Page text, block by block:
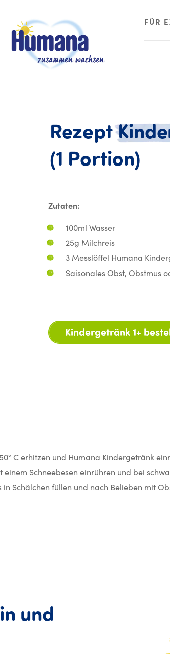
FÜR
Rezept
(1 Portion)
Zutaten:
100ml Wasser
25g Milchreis
3 Messlöffel Humana
Saisonales Obst, Obstmus
Kindergetränk 1+
C erhitzen und Humana Kindergetränk
einem Schneebesen einrühren und bei
in Schälchen füllen und nach Belieben mit
und